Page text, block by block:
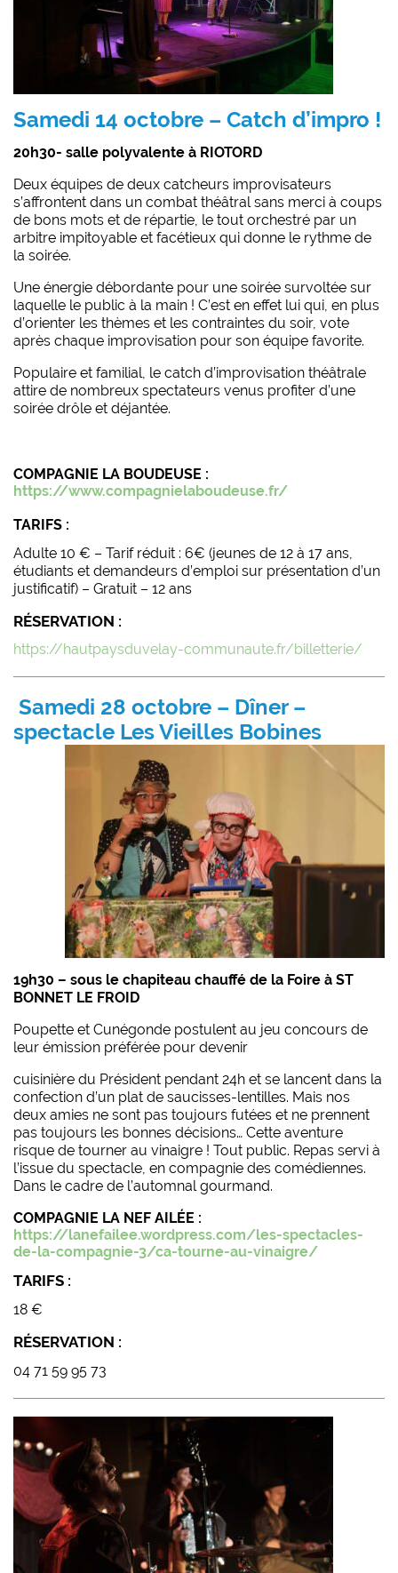
Samedi 14 octobre – Catch d’impro !
20h30- salle polyvalente à RIOTORD
Deux équipes de deux catcheurs improvisateurs
s’affrontent dans un combat théâtral sans merci à coups
de bons mots et de répartie, le tout orchestré par un
arbitre impitoyable et facétieux qui donne le rythme de
la soirée.
Une énergie débordante pour une soirée survoltée sur
laquelle le public à la main ! C’est en effet lui qui, en plus
d’orienter les thèmes et les contraintes du soir, vote
après chaque improvisation pour son équipe favorite.
Populaire et familial, le catch d’improvisation théâtrale
attire de nombreux spectateurs venus profiter d’une
soirée drôle et déjantée.
COMPAGNIE LA BOUDEUSE :
https://www.compagnielaboudeuse.fr/
TARIFS :
Adulte 10 € – Tarif réduit : 6€ (jeunes de 12 à 17 ans,
étudiants et demandeurs d’emploi sur présentation d’un
justificatif) – Gratuit – 12 ans
RÉSERVATION :
https://hautpaysduvelay-communaute.fr/billetterie/
Samedi 28 octobre – Dîner –
spectacle Les Vieilles Bobines
19h30 – sous le chapiteau chauffé de la Foire à ST
BONNET LE FROID
Poupette et Cunégonde postulent au jeu concours de
leur émission préférée pour devenir
cuisinière du Président pendant 24h et se lancent dans la
confection d’un plat de saucisses-lentilles. Mais nos
deux amies ne sont pas toujours futées et ne prennent
pas toujours les bonnes décisions… Cette aventure
risque de tourner au vinaigre ! Tout public. Repas servi à
l’issue du spectacle, en compagnie des comédiennes.
Dans le cadre de l’automnal gourmand.
COMPAGNIE LA NEF AILÉE :
https://lanefailee.wordpress.com/les-spectacles-
de-la-compagnie-3/ca-tourne-au-vinaigre/
TARIFS :
18 €
RÉSERVATION :
04 71 59 95 73